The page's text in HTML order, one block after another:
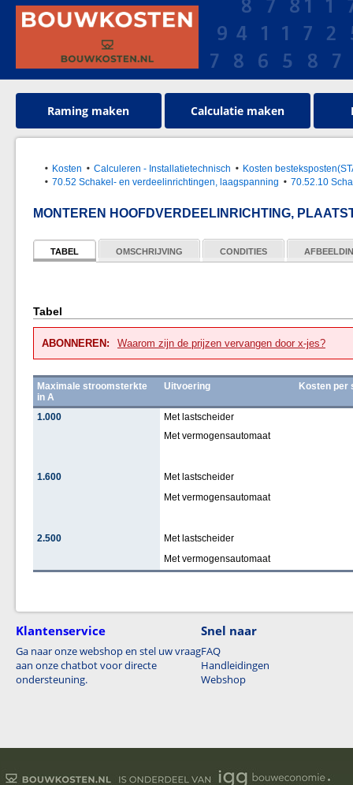
Raming maken Calculatie maken
Kosten Calculeren - Installatietechnisch
Kosten
70.52 Schakel- en verdeelinrichtingen, laagspanning
70.52.10
MONTEREN HOOFDVERDEELINRICHTING,
TABEL OMSCHRIJVING CONDITIES
Tabel
ABONNEREN: Waarom zijn de prijzen vervangen door x-jes?
Maximale stroomsterkte
in A
Uitvoering Kosten per
1.000
Met lastscheider
Met vermogensautomaat
1.600
Met lastscheider
Met vermogensautomaat
2.500
Met lastscheider
Met vermogensautomaat
Klantenservice
Ga naar onze webshop en stel uw vraag
aan onze chatbot voor directe
ondersteuning.
Snel naar
FAQ
Handleidingen
Webshop